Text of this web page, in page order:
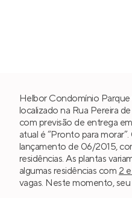
Helbor Condomínio
localizado na Rua Pereira
com previsão de entrega
atual é “Pronto para
lançamento de 06/2015,
residências. As plantas
algumas residências com 2
vagas. Neste momento,